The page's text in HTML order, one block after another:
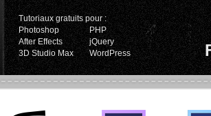
Tutoriaux gratuits pour :
Photoshop
PHP
After Effects
jQuery
3D Studio Max
WordPress